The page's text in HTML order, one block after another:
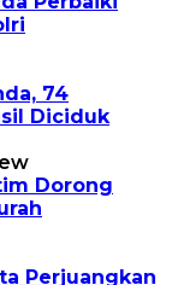
74
Diciduk
Dorong
Perjuangkan